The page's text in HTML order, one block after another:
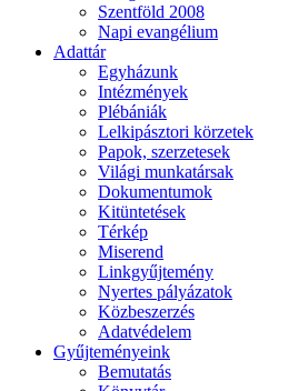
Szentföld 2008
Napi evangélium
Adattár
Egyházunk
Intézmények
Plébániák
Lelkipásztori körzetek
Papok, szerzetesek
Világi munkatársak
Dokumentumok
Kitüntetések
Térkép
Miserend
Linkgyűjtemény
Nyertes pályázatok
Közbeszerzés
Adatvédelem
Gyűjteményeink
Bemutatás